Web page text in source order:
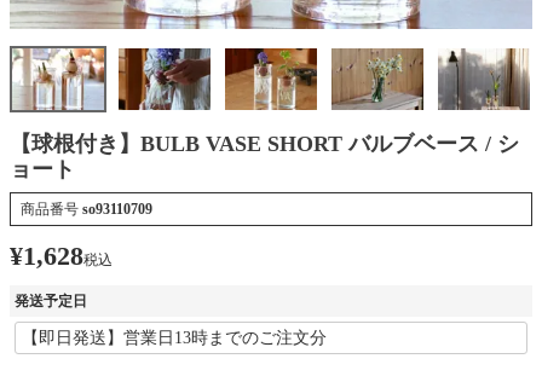
【球根付き】BULB VASE SHORT バルブベース / シ
ョート
商品番号 so93110709
¥1,628税込
発送予定日